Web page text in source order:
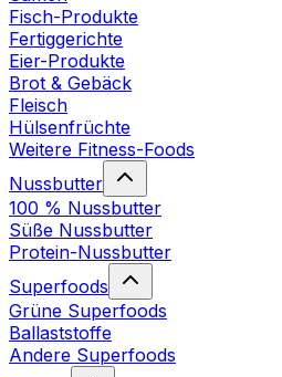
Fisch-Produkte
Fertiggerichte
Eier-Produkte
Brot & Gebäck
Fleisch
Hülsenfrüchte
Weitere Fitness-Foods
Nussbutter
100 % Nussbutter
Süße Nussbutter
Protein-Nussbutter
Superfoods
Grüne Superfoods
Ballaststoffe
Andere Superfoods